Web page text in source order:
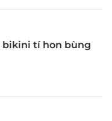
bikini tí hon bùng